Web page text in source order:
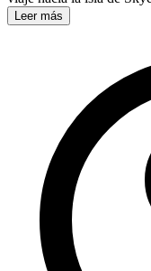
Leer más